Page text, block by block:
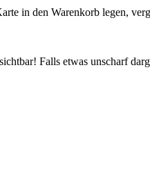
in den Warenkorb legen,
Falls etwas unscharf